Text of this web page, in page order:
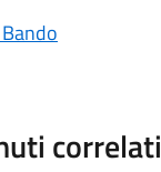
correlati